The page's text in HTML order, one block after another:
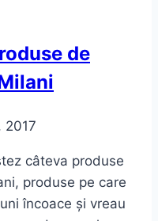
de
2017
câteva produse
produse pe care
încoace și vreau